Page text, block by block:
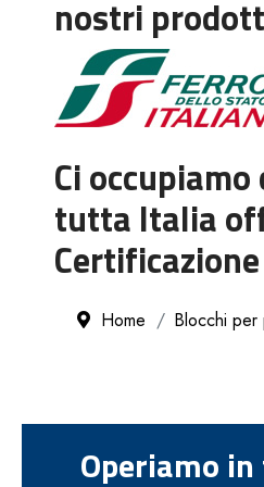
nostri
Ci
tutta Italia
Home Blocchi per
Operiamo